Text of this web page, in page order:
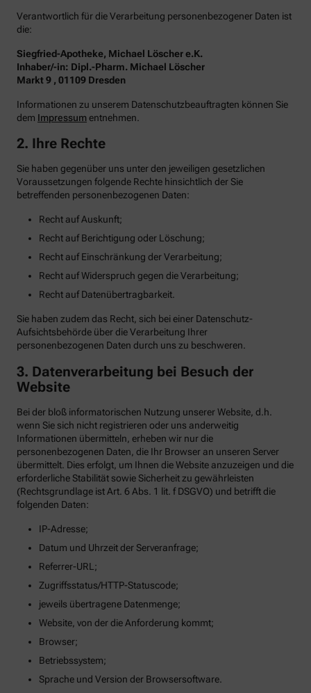
Verantwortlich für die Verarbeitung personenbezogener Daten ist
die:
Siegfried-Apotheke, Michael Löscher e.K.
Inhaber/-in: Dipl.-Pharm. Michael Löscher
Markt 9 , 01109 Dresden
Informationen zu unserem Datenschutzbeauftragten können Sie
dem Impressum entnehmen.
2. Ihre Rechte
Sie haben gegenüber uns unter den jeweiligen gesetzlichen
Voraussetzungen folgende Rechte hinsichtlich der Sie
betreffenden personenbezogenen Daten:
Recht auf Auskunft;
Recht auf Berichtigung oder Löschung;
Recht auf Einschränkung der Verarbeitung;
Recht auf Widerspruch gegen die Verarbeitung;
Recht auf Datenübertragbarkeit.
Sie haben zudem das Recht, sich bei einer Datenschutz-
Aufsichtsbehörde über die Verarbeitung Ihrer
personenbezogenen Daten durch uns zu beschweren.
3. Datenverarbeitung bei Besuch der
Website
Bei der bloß informatorischen Nutzung unserer Website, d.h.
wenn Sie sich nicht registrieren oder uns anderweitig
Informationen übermitteln, erheben wir nur die
personenbezogenen Daten, die Ihr Browser an unseren Server
übermittelt. Dies erfolgt, um Ihnen die Website anzuzeigen und die
erforderliche Stabilität sowie Sicherheit zu gewährleisten
(Rechtsgrundlage ist Art. 6 Abs. 1 lit. f DSGVO) und betrifft die
folgenden Daten:
IP-Adresse;
Datum und Uhrzeit der Serveranfrage;
Referrer-URL;
Zugriffsstatus/HTTP-Statuscode;
jeweils übertragene Datenmenge;
Website, von der die Anforderung kommt;
Browser;
Betriebssystem;
Sprache und Version der Browsersoftware.